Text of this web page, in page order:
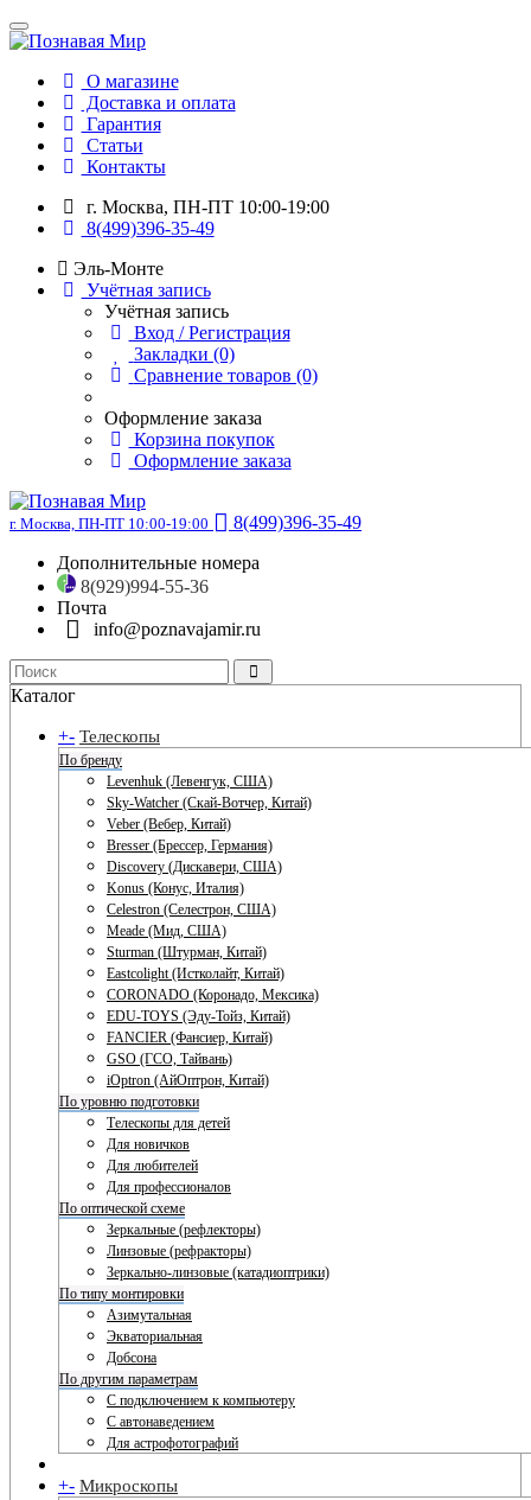
О магазине
Доставка и оплата
Гарантия
Статьи
Контакты
г. Москва, ПН-ПТ 10:00-19:00
8(499)396-35-49
Эль-Монте
Учётная запись
Учётная запись
Вход / Регистрация
Закладки (0)
Сравнение товаров (0)
Оформление заказа
Корзина покупок
Оформление заказа
г. Москва, ПН-ПТ 10:00-19:00
8(499)396-35-49
Дополнительные номера
8(929)994-55-36
Почта
info@poznavajamir.ru
Каталог
+- Телескопы
По бренду
Levenhuk (Левенгук, США)
Sky-Watcher (Скай-Вотчер, Китай)
Veber (Вебер, Китай)
Bresser (Брессер, Германия)
Discovery (Дискавери, США)
Konus (Конус, Италия)
Celestron (Селестрон, США)
Meade (Мид, США)
Sturman (Штурман, Китай)
Eastcolight (Истколайт, Китай)
CORONADO (Коронадо, Мексика)
EDU-TOYS (Эду-Тойз, Китай)
FANCIER (Фансиер, Китай)
GSO (ГСО, Тайвань)
iOptron (АйОптрон, Китай)
По уровню подготовки
Телескопы для детей
Для новичков
Для любителей
Для профессионалов
По оптической схеме
Зеркальные (рефлекторы)
Линзовые (рефракторы)
Зеркально-линзовые (катадиоптрики)
По типу монтировки
Азимутальная
Экваториальная
Добсона
По другим параметрам
С подключением к компьютеру
С автонаведением
Для астрофотографий
+- Микроскопы